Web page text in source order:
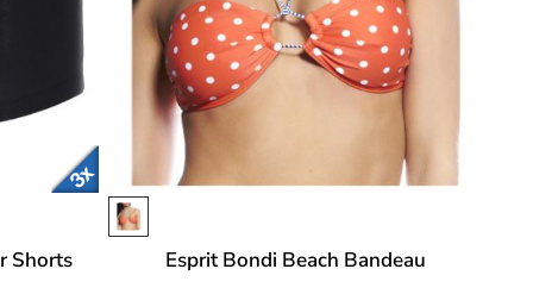
Shorts Esprit Bondi Beach Bandeau